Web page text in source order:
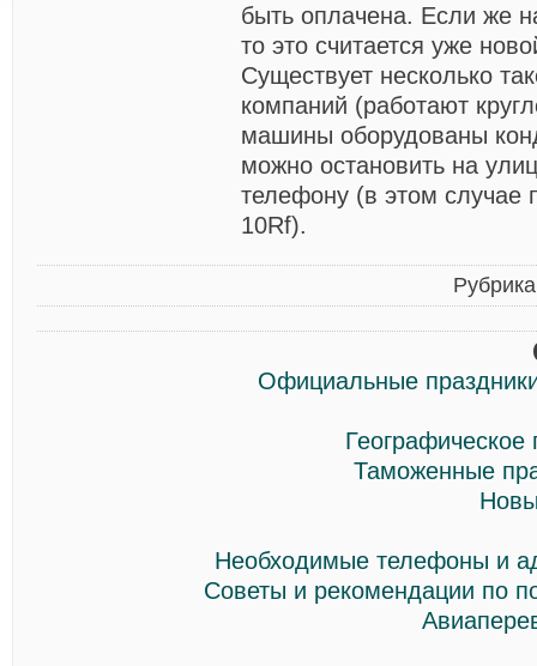
быть оплачена. Если же
то это считается уже
Существует несколько
компаний (работают
машины оборудованы
можно остановить на
телефону (в этом случае
10Rf).
Официальные
Таможенные
Необходимые телефоны и
Советы и рекомендации по